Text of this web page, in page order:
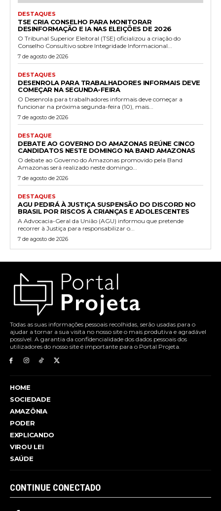
DESTAQUES
TSE CRIA CONSELHO PARA MONITORAR
DESINFORMAÇÃO E IA NAS ELEIÇÕES DE 2026
O Tribunal Superior Eleitoral (TSE) oficializou a criação do
Conselho Consultivo sobre Integridade Informacional...
7 de agosto de 2026
DESTAQUES
DESENROLA PARA TRABALHADORES INFORMAIS DEVE
COMEÇAR NA SEGUNDA-FEIRA
O Desenrola para trabalhadores informais deve começar a
funcionar na próxima segunda-feira (10), mais...
7 de agosto de 2026
DESTAQUE
DEBATE AO GOVERNO DO AMAZONAS REÚNE CINCO
CANDIDATOS NESTE DOMINGO NA BAND AMAZONAS
O debate ao Governo do Amazonas promovido pela Band
Amazonas será realizado neste domingo...
7 de agosto de 2026
DESTAQUES
AGU PEDIRÁ À JUSTIÇA SUSPENSÃO DO DISCORD NO
BRASIL POR RISCOS A CRIANÇAS E ADOLESCENTES
A Advocacia-Geral da União (AGU) informou que pretende
recorrer à Justiça para responsabilizar o...
7 de agosto de 2026
Todas as suas informações pessoais recolhidas, serão usadas para o
ajudar a tornar a sua visita no nosso site o mais produtiva e agradável
possível. A garantia da confidencialidade dos dados pessoais dos
utilizadores do nosso site é importante para o Portal Projeta.
HOME
SOCIEDADE
AMAZÔNIA
PODER
EXPLICANDO
VIROU LEI
SAÚDE
CONTINUE CONECTADO